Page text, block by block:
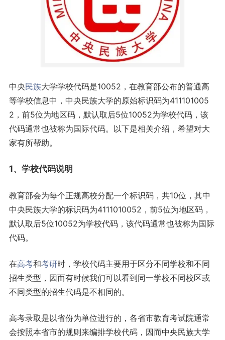
中央民族大学学校代码是10052，在教育部公布的普通高
等学校信息中，中央民族大学的原始标识码为411101005
2，前5位为地区码，默认取后5位10052为学校代码，该
代码通常也被称为国际代码。以下是相关介绍，希望对大
家有所帮助。
1、学校代码说明
教育部会为每个正规高校分配一个标识码，共10位，其中
中央民族大学的标识码为4111010052，前5位为地区码，
默认取后5位10052为学校代码，该代码通常也被称为国际
代码。
在高考和考研时，学校代码主要用于区分不同学校和不同
招生类型，因而有时候我们可以看到同一学校不同校区或
不同类型的招生代码是不相同的。
高考录取是以省份为单位进行的，各省市教育考试院通常
会按照本省市的规则来编排学校代码，因而中央民族大学